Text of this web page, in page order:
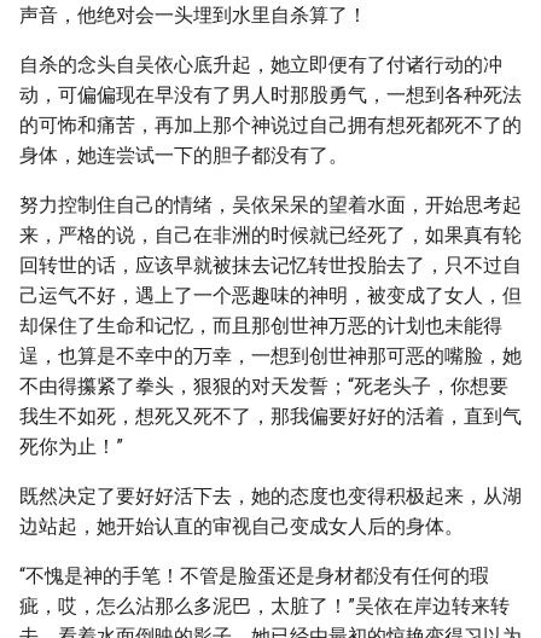
声音，他绝对会一头埋到水里自杀算了！
自杀的念头自吴依心底升起，她立即便有了付诸行动的冲
动，可偏偏现在早没有了男人时那股勇气，一想到各种死法
的可怖和痛苦，再加上那个神说过自己拥有想死都死不了的
身体，她连尝试一下的胆子都没有了。
努力控制住自己的情绪，吴依呆呆的望着水面，开始思考起
来，严格的说，自己在非洲的时候就已经死了，如果真有轮
回转世的话，应该早就被抹去记忆转世投胎去了，只不过自
己运气不好，遇上了一个恶趣味的神明，被变成了女人，但
却保住了生命和记忆，而且那创世神万恶的计划也未能得
逞，也算是不幸中的万幸，一想到创世神那可恶的嘴脸，她
不由得攥紧了拳头，狠狠的对天发誓；“死老头子，你想要
我生不如死，想死又死不了，那我偏要好好的活着，直到气
死你为止！”
既然决定了要好好活下去，她的态度也变得积极起来，从湖
边站起，她开始认直的审视自己变成女人后的身体。
“不愧是神的手笔！不管是脸蛋还是身材都没有任何的瑕
疵，哎，怎么沾那么多泥巴，太脏了！”吴依在岸边转来转